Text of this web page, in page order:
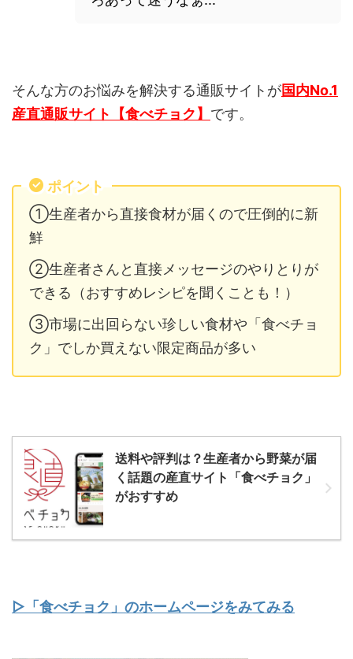
そんな方のお悩みを解決する通販サイトが国内No.1
産直通販サイト【食べチョク】 です。
ポイント
①生産者から直接食材が届くので圧倒的に新
鮮
②生産者さんと直接メッセージのやりとりが
できる（おすすめレシピを聞くことも！）
③市場に出回らない珍しい食材や「食べチョ
ク」でしか買えない限定商品が多い
送料や評判は？生産者から野菜が届
く話題の産直サイト「食べチョク」
がおすすめ
▷「食べチョク」のホームページをみてみる